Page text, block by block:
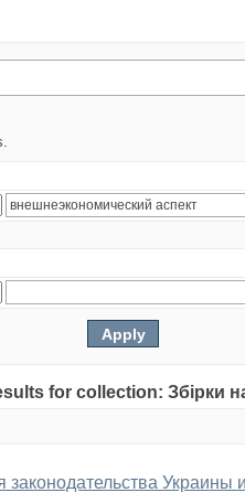
for collection: Збірки
законодательства